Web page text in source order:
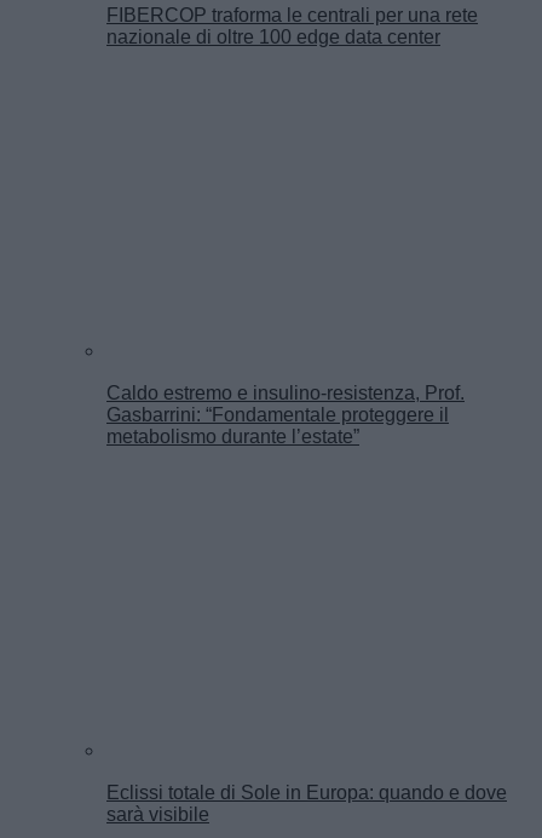
FIBERCOP traforma le centrali per una rete
nazionale di oltre 100 edge data center
Caldo estremo e insulino-resistenza, Prof.
Gasbarrini: “Fondamentale proteggere il
metabolismo durante l’estate”
Eclissi totale di Sole in Europa: quando e dove
sarà visibile